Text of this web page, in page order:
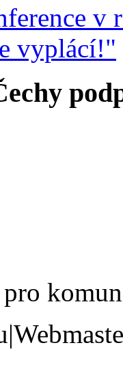
v
vyplácí!"